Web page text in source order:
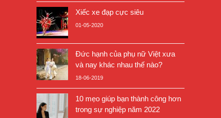
Xiếc xe đạp cực siêu
01-05-2020
Đức hạnh của phụ nữ Việt xưa
và nay khác nhau thế nào?
18-06-2019
10 mẹo giúp bạn thành công hơn
trong sự nghiệp năm 2022